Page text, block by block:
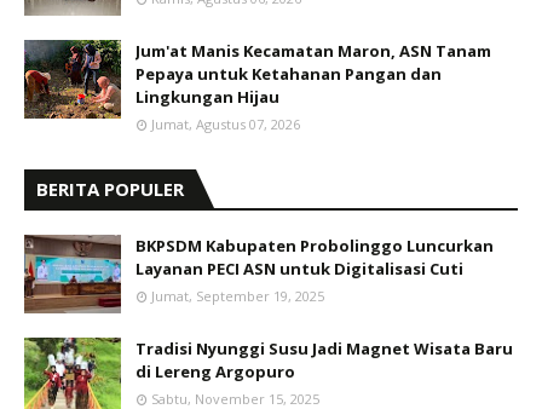
Jum'at Manis Kecamatan Maron, ASN Tanam
Pepaya untuk Ketahanan Pangan dan
Lingkungan Hijau
Jumat, Agustus 07, 2026
BERITA POPULER
BKPSDM Kabupaten Probolinggo Luncurkan
Layanan PECI ASN untuk Digitalisasi Cuti
Jumat, September 19, 2025
Tradisi Nyunggi Susu Jadi Magnet Wisata Baru
di Lereng Argopuro
Sabtu, November 15, 2025